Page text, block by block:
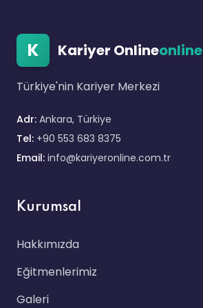
K Kariyer Onlineonline
Türkiye'nin Kariyer Merkezi
Adr: Ankara, Türkiye
Tel: +90 553 683 8375
Email: info@kariyeronline.com.tr
Kurumsal
Hakkımızda
Eğitmenlerimiz
Galeri